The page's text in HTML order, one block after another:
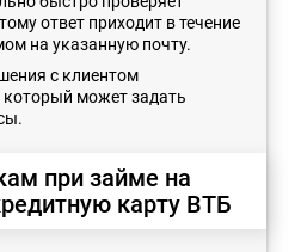
ответ приходит в течение
на указанную почту.
с клиентом
может задать
при займе на
карту ВТБ